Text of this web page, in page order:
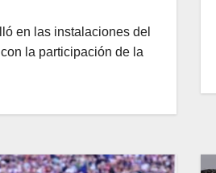
en las instalaciones del
la participación de la